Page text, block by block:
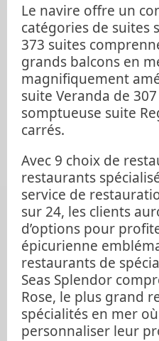
Le navire offre un
catégories de suites
373 suites
grands balcons en
magnifiquement
suite Veranda de
somptueuse suite
carrés.
Avec 9 choix de
restaurants
service de
sur 24, les clients
d’options pour
épicurienne
restaurants de
Seas Splendor
Rose, le plus grand
spécialités en mer
personnaliser leur